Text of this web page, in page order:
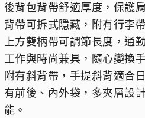
後背包背帶舒適厚度，保護
背帶可拆式隱藏，附有行李
上方雙柄帶可調節長度，通
工作與時尚兼具，隨心變換
附有斜背帶，手提斜背適合
有前後、內外袋，多夾層設
能。